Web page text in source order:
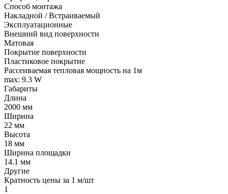
Способ монтажа
Накладной / Встраиваемый
Эксплуатационные
Внешний вид поверхности
Матовая
Покрытие поверхности
Пластиковое покрытие
Рассеиваемая тепловая мощность на 1м
max: 9.3 W
Габариты
Длина
2000 мм
Ширина
22 мм
Высота
18 мм
Ширина площадки
14.1 мм
Другие
Кратность цены за 1 м/шт
1